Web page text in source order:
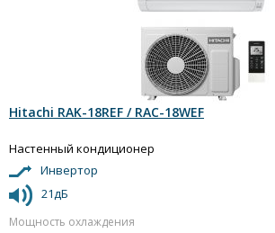
Hitachi RAK-18REF / RAC-18WEF
Настенный кондиционер
Инвертор
21дБ
Мощность охлаждения